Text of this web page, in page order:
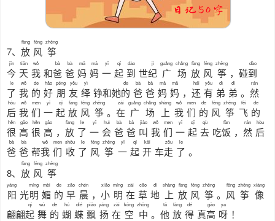
7、 放
fàng
风
fēng
筝
zhēng
今
jīn
天
tiān
我
wǒ
和爸
bà
爸
bà
妈
mā
妈
mā
一
yī
起
qǐ
到
dào
世纪
jì
广
guǎng
场
chǎng
放
fàng
风
fēng
筝
zhēng
，碰到
dào
了
le
我
wǒ
的
de
好
hǎo
朋
péng
友
yǒu
绎
yì
铮和她的
de
爸
bà
爸
bà
妈
mā
妈
mā
， 还
hái
有
yǒu
弟
dì
弟
dì
。 然
rán
后
hòu
我
wǒ
们
men
一
yī
起
qǐ
放
fàng
风
fēng
筝
zhēng
。 在
zài
广
guǎng
场
chǎng
上
shàng
我
wǒ
们
men
的
de
风
fēng
筝
zhēng
飞
fēi
的
de
很
hěn
高
gāo
很
hěn
高
gāo
， 放
fàng
了
le
一
yī
会
huì
爸
bà
爸
bà
叫
jiào
我
wǒ
们
men
一
yī
起
qǐ
去
qù
吃饭
fàn
， 然
rán
后
hòu
爸
bà
爸
bà
帮我
wǒ
们
men
收
shōu
了
le
风
fēng
筝
zhēng
一
yī
起
qǐ
开
kāi
车走
zǒu
了
le
。
8、 放
fàng
风
fēng
筝
zhēng
阳
yáng
光明
míng
媚
mèi
的
de
早
zǎo
晨
chén
， 小
xiǎo
明
míng
在
zài
草
cǎo
地
dì
上
shàng
放
fàng
风
fēng
筝
zhēng
。 风
fēng
筝
zhēng
像
xiàng
翩翩起
qǐ
舞
wǔ
的
de
蝴
hú
蝶
dié
飘
piāo
扬
yáng
在
zài
空
kōng
中
zhōng
。 他
tā
放
fàng
得
dé
真高
gāo
呀
ya
！